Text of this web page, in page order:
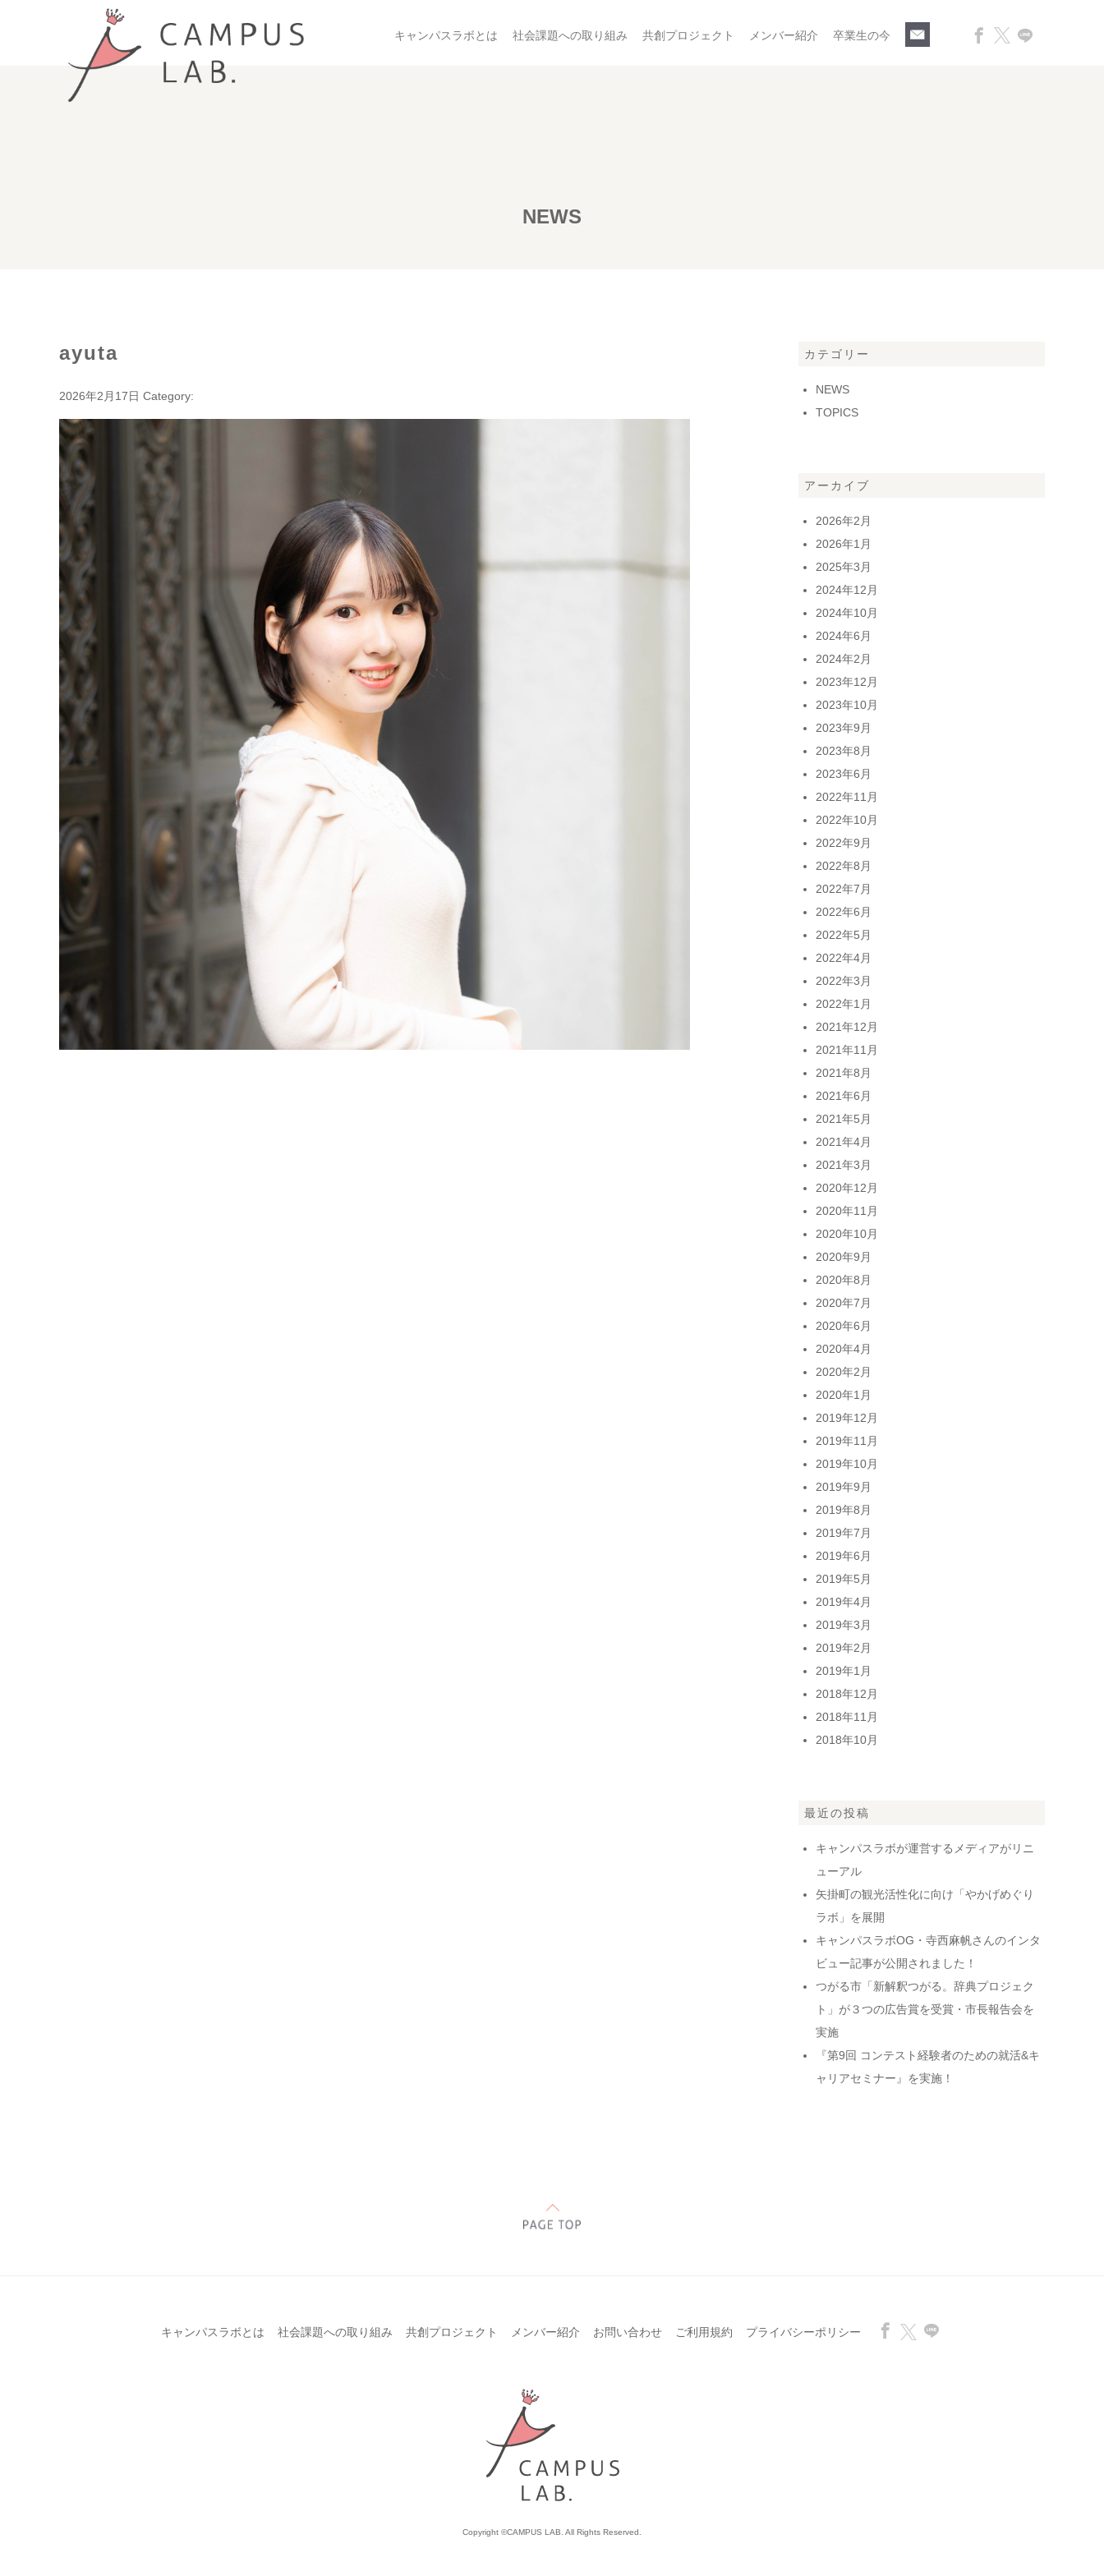
キャンパスラボとは 社会課題への取り組み 共創プロジェクト メンバー紹介 卒業生の今
NEWS
ayuta
2026年2月17日 Category:
カテゴリー
NEWS
TOPICS
アーカイブ
2026年2月
2026年1月
2025年3月
2024年12月
2024年10月
2024年6月
2024年2月
2023年12月
2023年10月
2023年9月
2023年8月
2023年6月
2022年11月
2022年10月
2022年9月
2022年8月
2022年7月
2022年6月
2022年5月
2022年4月
2022年3月
2022年1月
2021年12月
2021年11月
2021年8月
2021年6月
2021年5月
2021年4月
2021年3月
2020年12月
2020年11月
2020年10月
2020年9月
2020年8月
2020年7月
2020年6月
2020年4月
2020年2月
2020年1月
2019年12月
2019年11月
2019年10月
2019年9月
2019年8月
2019年7月
2019年6月
2019年5月
2019年4月
2019年3月
2019年2月
2019年1月
2018年12月
2018年11月
2018年10月
最近の投稿
キャンパスラボが運営するメディアがリニ
ューアル
矢掛町の観光活性化に向け「やかげめぐり
ラボ」を展開
キャンパスラボOG・寺西麻帆さんのインタ
ビュー記事が公開されました！
つがる市「新解釈つがる。辞典プロジェク
ト」が３つの広告賞を受賞・市長報告会を
実施
『第9回 コンテスト経験者のための就活&キ
ャリアセミナー』を実施！
キャンパスラボとは 社会課題への取り組み 共創プロジェクト メンバー紹介 お問い合わせ ご利用規約 プライバシーポリシー
Copyright ©CAMPUS LAB. All Rights Reserved.